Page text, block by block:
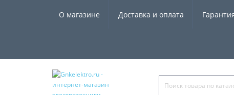
О магазине Доставка и оплата